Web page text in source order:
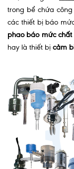
trong bể chứa
các thiết bị báo
phao báo mức chất
hay là thiết bị cảm